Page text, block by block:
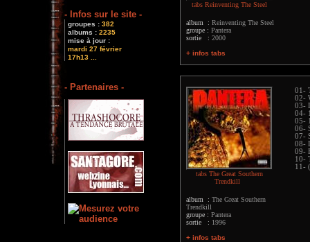
- Infos sur le site -
groupes : 382
albums : 2235
mise à jour :
mardi 27 février
17h13 ...
- Partenaires -
tabs Reinventing The Steel
album : Reinventing The Steel
groupe : Pantera
sortie : 2000
+ infos tabs
tabs The Great Southern
Trendkill
album : The Great Southern
Trendkill
groupe : Pantera
sortie : 1996
+ infos tabs
01-
02-
03-
04-
05-
06-
07-
08-
09-
10-
11-